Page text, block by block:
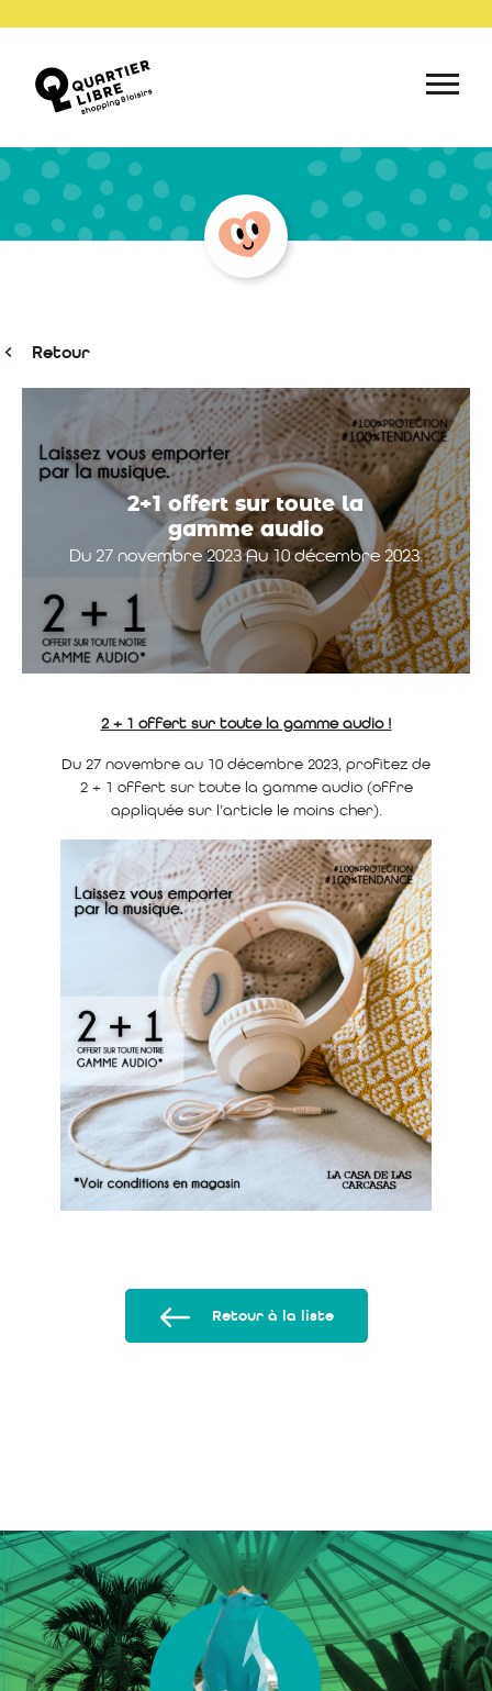
Retour
2+1 offert sur toute la
gamme audio
Du 27 novembre 2023 Au 10 décembre 2023.
2 + 1 offert sur toute la gamme audio !
Du 27 novembre au 10 décembre 2023, profitez de
2 + 1 offert sur toute la gamme audio (offre
appliquée sur l’article le moins cher).
Retour à la liste